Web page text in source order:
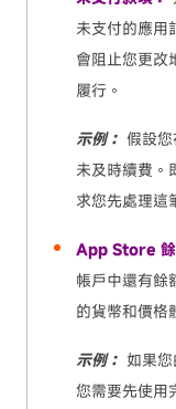
未支付的應用
會阻止您更改
履行。
示例： 假設
未及時續費。
求您先處理這
App Store 餘
帳戶中還有餘
的貨幣和價格
示例： 如果
您需要先使用